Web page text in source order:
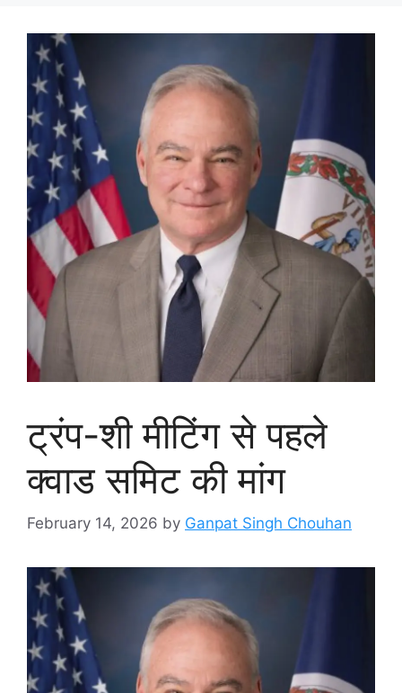
ट्रंप-शी मीटिंग से पहले
क्वाड समिट की मांग
February 14, 2026 by Ganpat Singh Chouhan